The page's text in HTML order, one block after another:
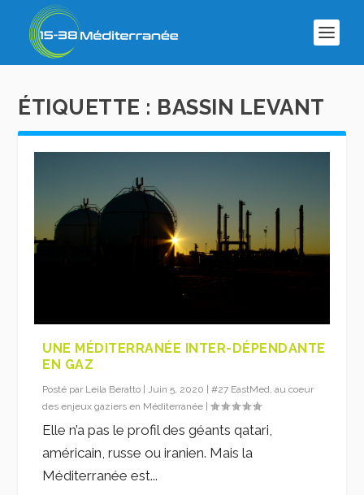
ÉTIQUETTE : BASSIN LEVANT
UNE MÉDITERRANÉE INTER-DÉPENDANTE
EN GAZ
Posté par Leila Beratto | Juin 5, 2020 |#27 EastMed, au coeur
des enjeux gaziers en Méditerranée |
Elle n’a pas le profil des géants qatari,
américain, russe ou iranien. Mais la
Méditerranée est...